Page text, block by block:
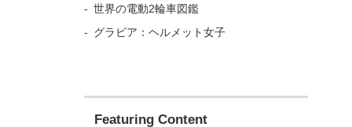
世界の電動2輪車図鑑
グラビア：ヘルメット女子
Featuring Content